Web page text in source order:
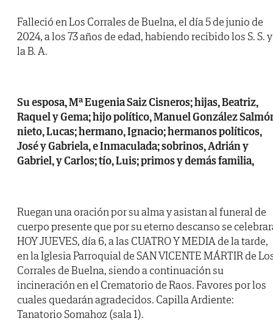
Falleció en Los Corrales de Buelna, el día 5 de junio de
2024, a los 73 años de edad, habiendo recibido los S. S. y
la B. A.
Su esposa, Mª Eugenia Saiz Cisneros; hijas, Beatriz,
Raquel y Gema; hijo político, Manuel González
nieto, Lucas; hermano, Ignacio; hermanos políticos,
José y Gabriela, e Inmaculada; sobrinos, Adrián y
Gabriel, y Carlos; tío, Luis; primos y demás familia,
Ruegan una oración por su alma y asistan al funeral de
cuerpo presente que por su eterno descanso se
HOY JUEVES, día 6, a las CUATRO Y MEDIA de la tarde,
en la Iglesia Parroquial de SAN VICENTE MÁRTIR de
Corrales de Buelna, siendo a continuación su
incineración en el Crematorio de Raos. Favores por los
cuales quedarán agradecidos. Capilla Ardiente:
Tanatorio Somahoz (sala 1).